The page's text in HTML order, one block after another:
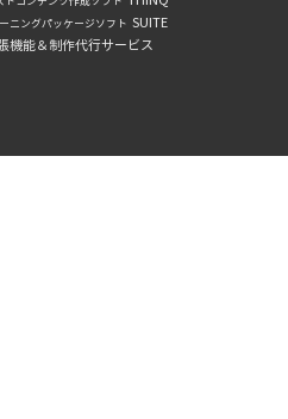
ニングパッケージソフト SUITE
機能＆制作代行サービス